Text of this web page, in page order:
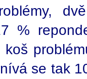
%
se tak